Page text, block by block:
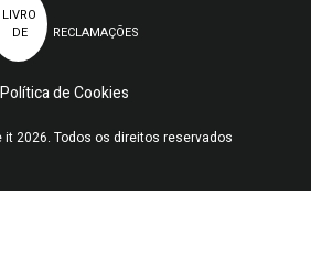
LIVRO
DE
RECLAMAÇÕES
Política de Cookies
2026. Todos os direitos reservados